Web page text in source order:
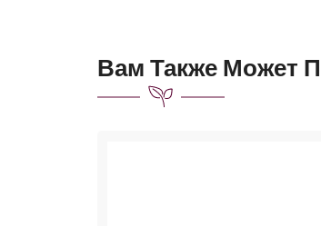
Вам Также Может